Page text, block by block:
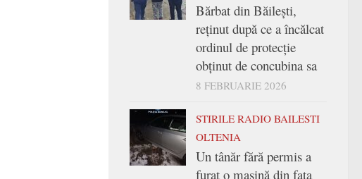
Bărbat din Băilești,
reținut după ce a încălcat
ordinul de protecție
obținut de concubina sa
8 FEBRUARIE 2026
STIRILE RADIO BAILESTI
OLTENIA
Un tânăr fără permis a
furat o mașină din fața